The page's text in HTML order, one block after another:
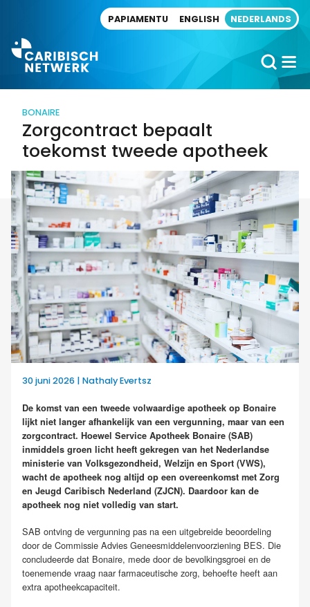
PAPIAMENTU ENGLISH NEDERLANDS
BONAIRE
Zorgcontract bepaalt
toekomst tweede apotheek
30 juni 2026 | Nathaly Evertsz
De komst van een tweede volwaardige apotheek op Bonaire
lijkt niet langer afhankelijk van een vergunning, maar van een
zorgcontract. Hoewel Service Apotheek Bonaire (SAB)
inmiddels groen licht heeft gekregen van het Nederlandse
ministerie van Volksgezondheid, Welzijn en Sport (VWS),
wacht de apotheek nog altijd op een overeenkomst met Zorg
en Jeugd Caribisch Nederland (ZJCN). Daardoor kan de
apotheek nog niet volledig van start.
SAB ontving de vergunning pas na een uitgebreide beoordeling
door de Commissie Advies Geneesmiddelenvoorziening BES. Die
concludeerde dat Bonaire, mede door de bevolkingsgroei en de
toenemende vraag naar farmaceutische zorg, behoefte heeft aan
extra apotheekcapaciteit.